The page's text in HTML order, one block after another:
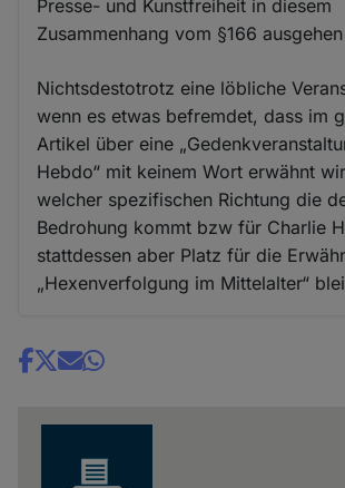
Presse- und Kunstfreiheit in diesem
Zusammenhang vom §166
Nichtsdestotrotz eine löbliche
wenn es etwas befremdet, dass im
Artikel über eine
Hebdo“ mit keinem Wort erwähnt
welcher spezifischen Richtung die
Bedrohung kommt bzw für Charlie
stattdessen aber Platz für die
„Hexenverfolgung im Mittelalter“
Share